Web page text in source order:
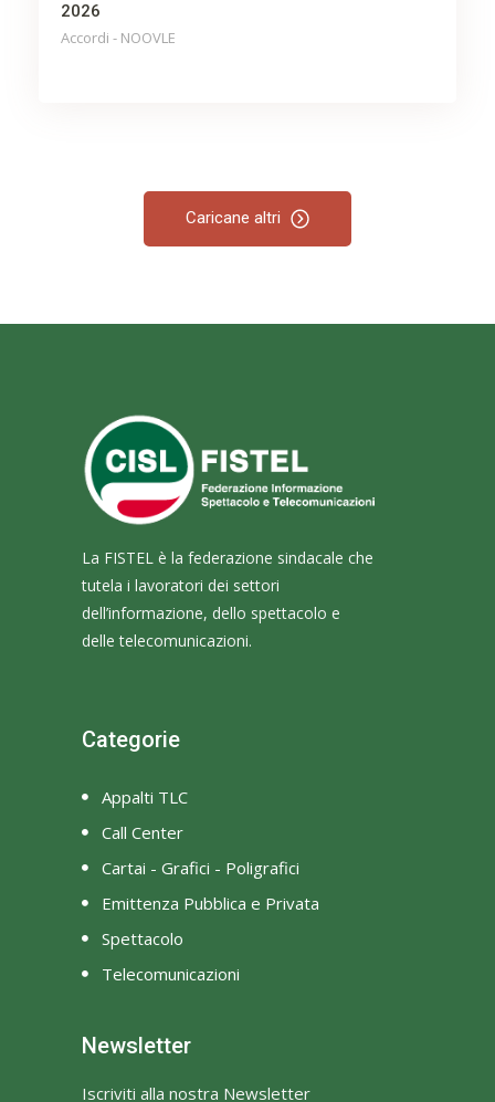
2026
Accordi - NOOVLE
Caricane altri
La FISTEL è la federazione sindacale che
tutela i lavoratori dei settori
dell’informazione, dello spettacolo e
delle telecomunicazioni.
Categorie
Appalti TLC
Call Center
Cartai - Grafici - Poligrafici
Emittenza Pubblica e Privata
Spettacolo
Telecomunicazioni
Newsletter
Iscriviti alla nostra Newsletter